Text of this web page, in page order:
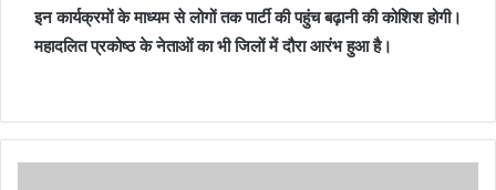
इन कार्यक्रमों के माध्यम से लोगों तक पार्टी की पहुंच बढ़ानी की कोशिश होगी।
महादलित प्रकोष्ठ के नेताओं का भी जिलों में दौरा आरंभ हुआ है।